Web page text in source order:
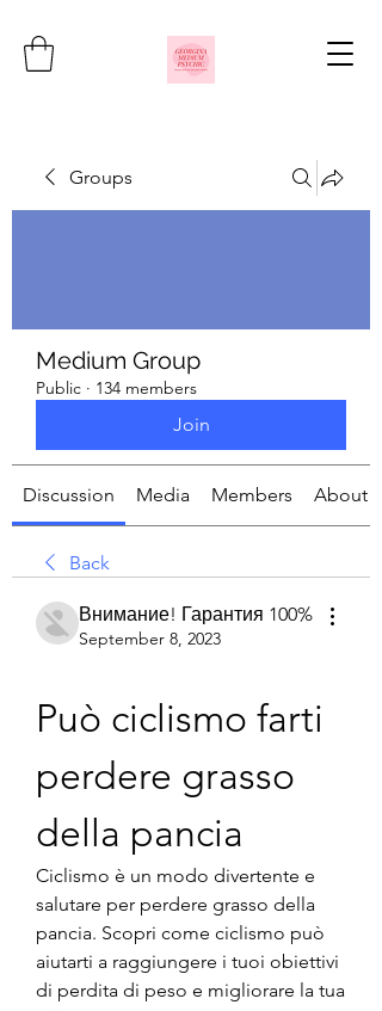
Groups
Medium Group
Public · 134 members
Join
Discussion Media Members About
Back
Внимание! Гарантия 100%
September 8, 2023
Può ciclismo farti
perdere grasso
della pancia
Ciclismo è un modo divertente e
salutare per perdere grasso della
pancia. Scopri come ciclismo può
aiutarti a raggiungere i tuoi obiettivi
di perdita di peso e migliorare la tua